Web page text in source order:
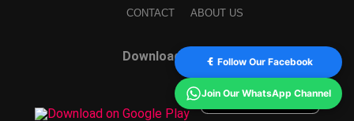
CONTACT
ABOUT US
Download Our AppFollow Our Facebook
Join Our WhatsApp Channel